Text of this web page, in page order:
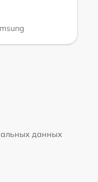
данных